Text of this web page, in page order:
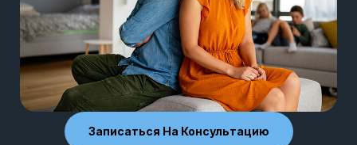
Записаться На Консультацию